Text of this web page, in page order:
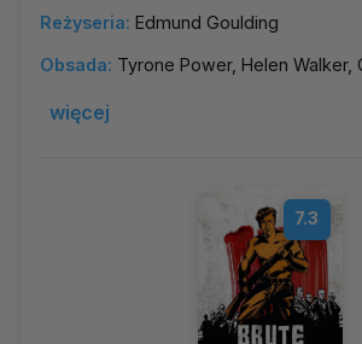
Reżyseria: Edmund Goulding
Obsada: Tyrone Power, Helen Walker,
więcej
7.3